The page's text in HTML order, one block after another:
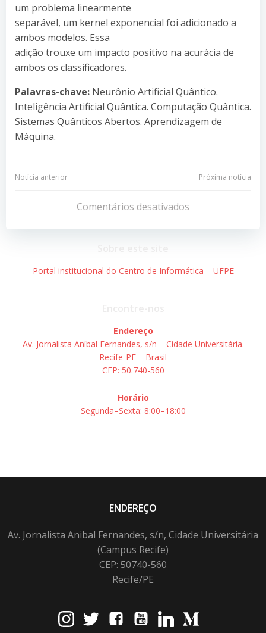
um problema linearmente
separável, um kernel exponencial foi adicionado a
ambos modelos. Essa
adição trouxe um impacto positivo na acurácia de
ambos os classificadores.
Palavras-chave: Neurônio Artificial Quântico.
Inteligência Artificial Quântica. Computação Quântica.
Sistemas Quânticos Abertos. Aprendizagem de
Máquina.
Navegação
Post
Notícia anterior
Navegação
de
Post
Próxima notícia
Comentários desativados
Portal institucional do Centro de Informática – UFPE
Endereço
Av. Jornalista Aníbal Fernandes, s/n – Cidade Universitária.
Recife-PE – Brasil
CEP: 50.740-560
Horário
Segunda–Sexta: 8:00–18:00
ENDEREÇO
Av. Jornalista Anibal Fernandes, s/n, Cidade Universitária
(Campus Recife)
CEP: 50740-560
Recife/PE